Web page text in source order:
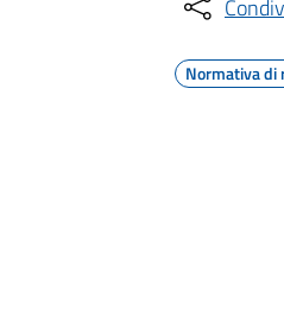
Normativa